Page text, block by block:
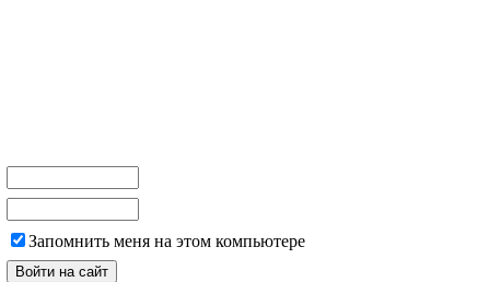
Запомнить меня на этом компьютере